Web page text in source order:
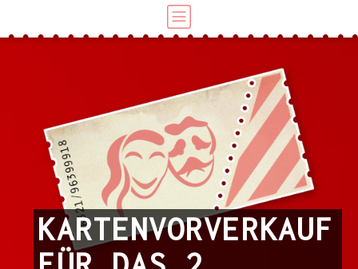
KARTENVORVERKAUF